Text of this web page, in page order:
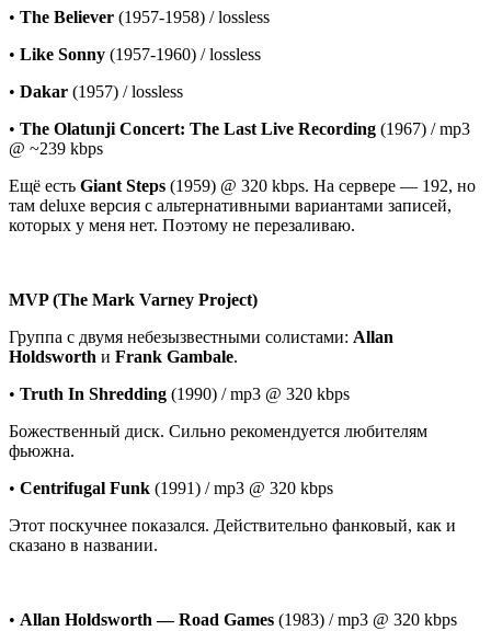
• The Believer (1957-1958) / lossless
• Like Sonny (1957-1960) / lossless
• Dakar (1957) / lossless
• The Olatunji Concert: The Last Live Recording (1967) / mp3
@ ~239 kbps
Ещё есть Giant Steps (1959) @ 320 kbps. На сервере — 192, но
там deluxe версия с альтернативными вариантами записей,
которых у меня нет. Поэтому не перезаливаю.
MVP (The Mark Varney Project)
Группа с двумя небезызвестными солистами: Allan
Holdsworth и Frank Gambale.
• Truth In Shredding (1990) / mp3 @ 320 kbps
Божественный диск. Сильно рекомендуется любителям
фьюжна.
• Centrifugal Funk (1991) / mp3 @ 320 kbps
Этот поскучнее показался. Действительно фанковый, как и
сказано в названии.
• Allan Holdsworth — Road Games (1983) / mp3 @ 320 kbps